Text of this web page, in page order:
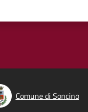
Comune di Soncino